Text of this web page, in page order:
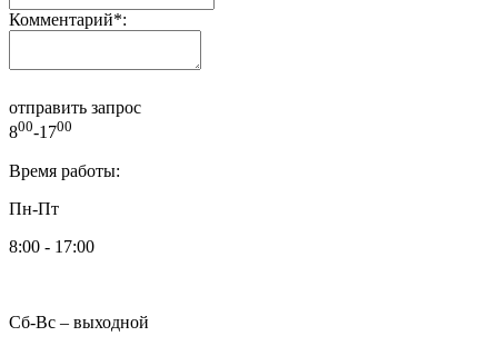
Комментарий*:
отправить запрос
800-1700
Время работы:
Пн-Пт
8:00 - 17:00
Сб-Вс – выходной